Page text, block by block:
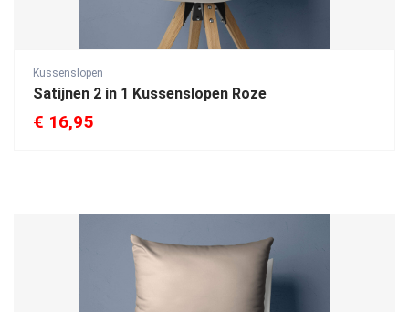
Kussenslopen
Satijnen 2 in 1 Kussenslopen Roze
€ 16,95